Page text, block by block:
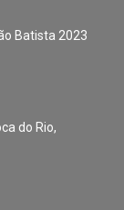
Batista 2023
do Rio,